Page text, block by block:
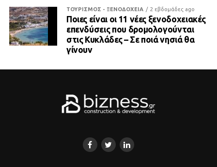
ΤΟΥΡΙΣΜΟΣ - ΞΕΝΟΔΟΧΕΙΑ 2 εβδομάδες ago
Ποιες είναι οι 11 νέες ξενοδοχειακές
επενδύσεις που δρομολογούνται
στις Κυκλάδες – Σε ποιά νησιά θα
γίνουν